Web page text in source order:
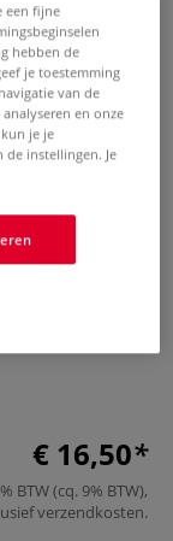
ml,
€ 16,50
BTW (cq. 9% BTW),
verzendkosten.
een fijne
hebben de
je toestemming
van de
en onze
je je
instellingen. Je